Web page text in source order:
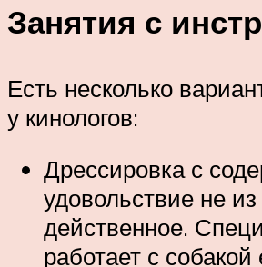
Занятия с
Есть несколько
у кинологов:
Дрессировка с
удовольствие не
действенное.
работает с